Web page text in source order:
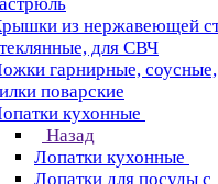
из нержавеющей
для СВЧ
гарнирные, соусные,
поварские
кухонные
Назад
Лопатки кухонные
Лопатки для посуды с